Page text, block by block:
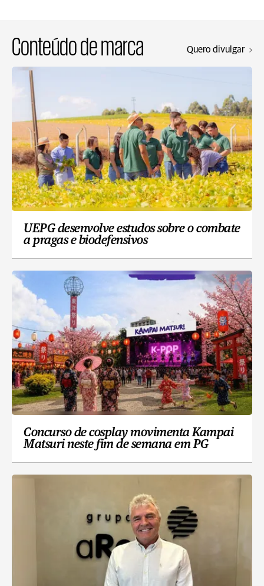
Conteúdo de marca Quero divulgar
UEPG desenvolve estudos sobre o combate
a pragas e biodefensivos
Concurso de cosplay movimenta Kampai
Matsuri neste fim de semana em PG